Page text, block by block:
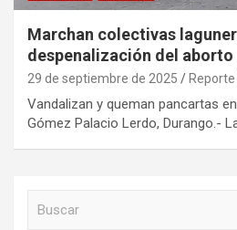
Marchan colectivas
despenalización del aborto
29 de septiembre de 2025
Vandalizan y queman pancartas
Gómez Palacio Lerdo, Durango.-